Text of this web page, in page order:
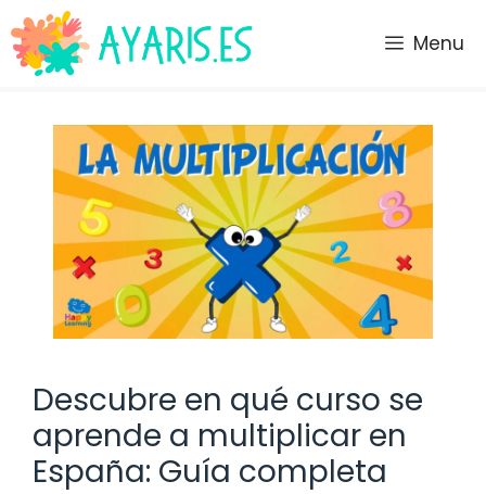
Saltar
al
contenido
Menu
Descubre en qué curso se
aprende a multiplicar en
España: Guía completa